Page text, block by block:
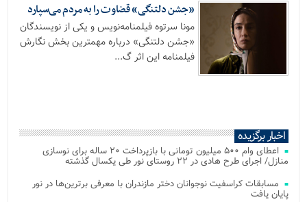
«جشن دلتنگی» قضاوت را به مردم می‌سپارد
مونا سرتوه فیلمنامه‌نویس و یکی از نویسندگان
«جشن دلتنگی» درباره مهمترین بخش نگارش
فیلمنامه این اثر گ...
اخبار برگزیده
اعطای وام ۵۰۰ میلیون تومانی با بازپرداخت ۲۰ ساله برای نوسازی
منازل/ اجرای طرح هادی در ۲۲ روستای نور طی یکسال گذشته
مسابقات کراسفیت نوجوانان دختر مازندران با معرفی برترین‌ها در نور
پایان یافت